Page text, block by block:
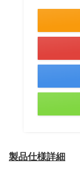
製品仕様詳細